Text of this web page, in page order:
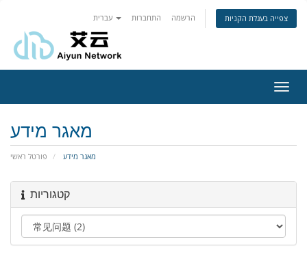
התחברות הרשמה צפייה בעגלת הקניות
ניווט
מאגר מידע
פורטל ראשי מאגר מידע
קטגוריות